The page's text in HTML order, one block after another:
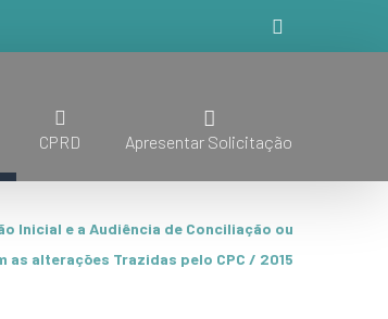
CPRD Apresentar Solicitação
Inicial e a Audiência de Conciliação ou
as alterações Trazidas pelo CPC / 2015